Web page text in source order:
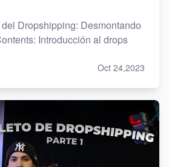
Dropshipping: Desmontando
Introducción al drops
Oct 24,2023